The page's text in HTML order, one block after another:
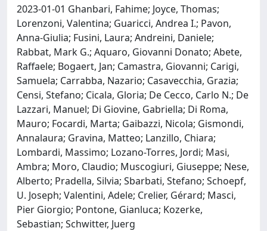
2023-01-01 Ghanbari, Fahime; Joyce, Thomas;
Lorenzoni, Valentina; Guaricci, Andrea I.; Pavon,
Anna-Giulia; Fusini, Laura; Andreini, Daniele;
Rabbat, Mark G.; Aquaro, Giovanni Donato; Abete,
Raffaele; Bogaert, Jan; Camastra, Giovanni; Carigi,
Samuela; Carrabba, Nazario; Casavecchia, Grazia;
Censi, Stefano; Cicala, Gloria; De Cecco, Carlo N.; De
Lazzari, Manuel; Di Giovine, Gabriella; Di Roma,
Mauro; Focardi, Marta; Gaibazzi, Nicola; Gismondi,
Annalaura; Gravina, Matteo; Lanzillo, Chiara;
Lombardi, Massimo; Lozano-Torres, Jordi; Masi,
Ambra; Moro, Claudio; Muscogiuri, Giuseppe; Nese,
Alberto; Pradella, Silvia; Sbarbati, Stefano; Schoepf,
U. Joseph; Valentini, Adele; Crelier, Gérard; Masci,
Pier Giorgio; Pontone, Gianluca; Kozerke,
Sebastian; Schwitter, Juerg